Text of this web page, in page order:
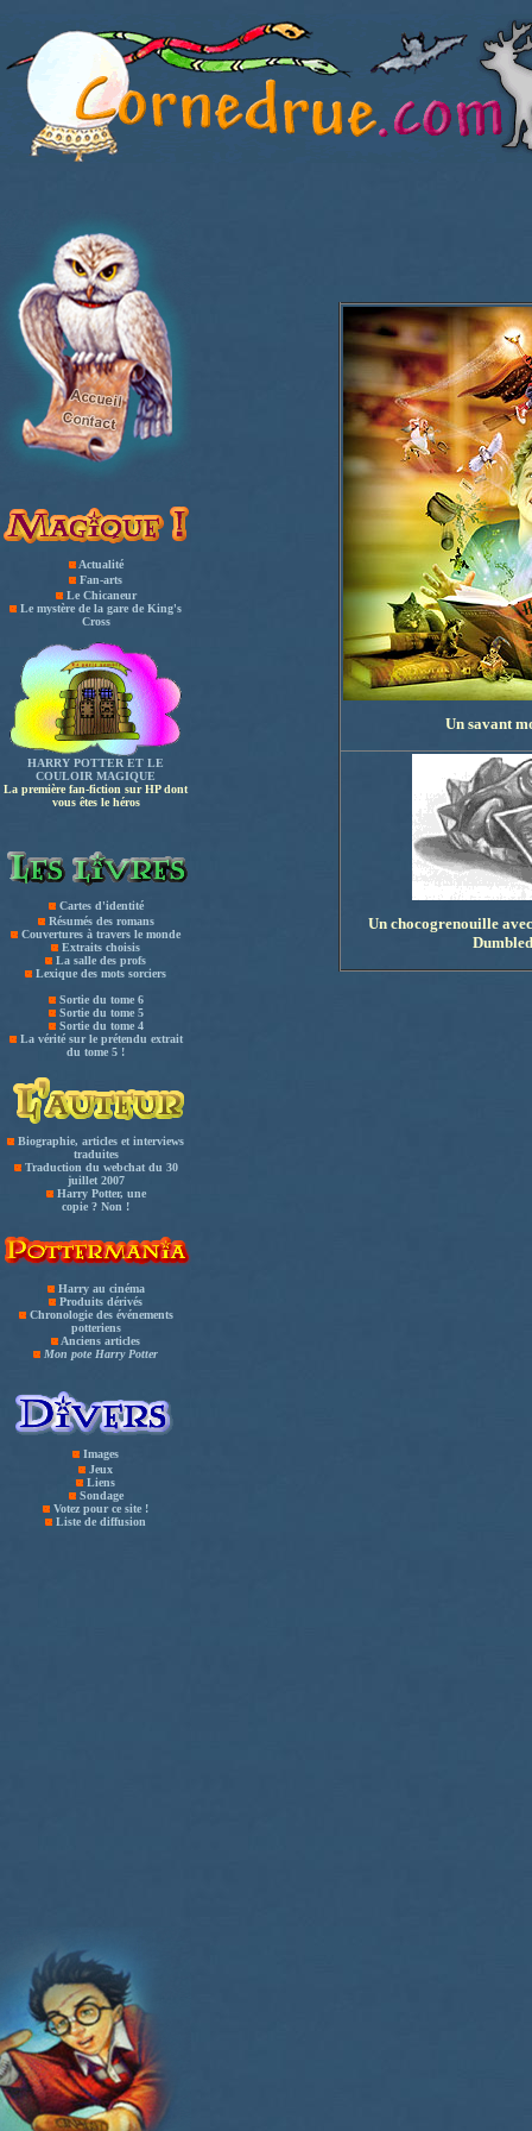
Actualité
Fan-arts
Le Chicaneur
Le mystère de la gare de King's
Cross
HARRY POTTER ET LE
COULOIR MAGIQUE
La première fan-fiction sur HP dont
vous êtes le héros
Cartes d'identité
Résumés des romans
Couvertures à travers le monde
Extraits choisis
La salle des profs
Lexique des mots sorciers
Sortie du tome 6
Sortie du tome 5
Sortie du tome 4
La vérité sur le prétendu extrait
du tome 5 !
Biographie, articles et interviews
traduites
Traduction du webchat du 30
juillet 2007
Harry Potter, une
copie ? Non !
Harry au cinéma
Produits dérivés
Chronologie des événements
potteriens
Anciens articles
Mon pote Harry Potter
Images
Jeux
Liens
Sondage
Votez pour ce site !
Liste de diffusion
Un savant
Un chocogrenouille